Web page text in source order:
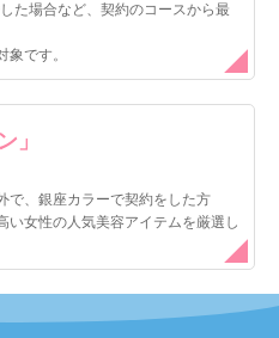
である赤で統一されていまし
ではありませんが、施術中は
けなので気になりませんでし
た場合など、契約のコースから最
です。
」
で、銀座カラーで契約をした方
い女性の人気美容アイテムを厳選し